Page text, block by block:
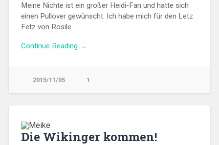
Meine Nichte ist ein großer Heidi-Fan und hatte sich
einen Pullover gewünscht. Ich habe mich für den Letz
Fetz von Rosile…
Continue Reading →
2015/11/05 1
Die Wikinger kommen!